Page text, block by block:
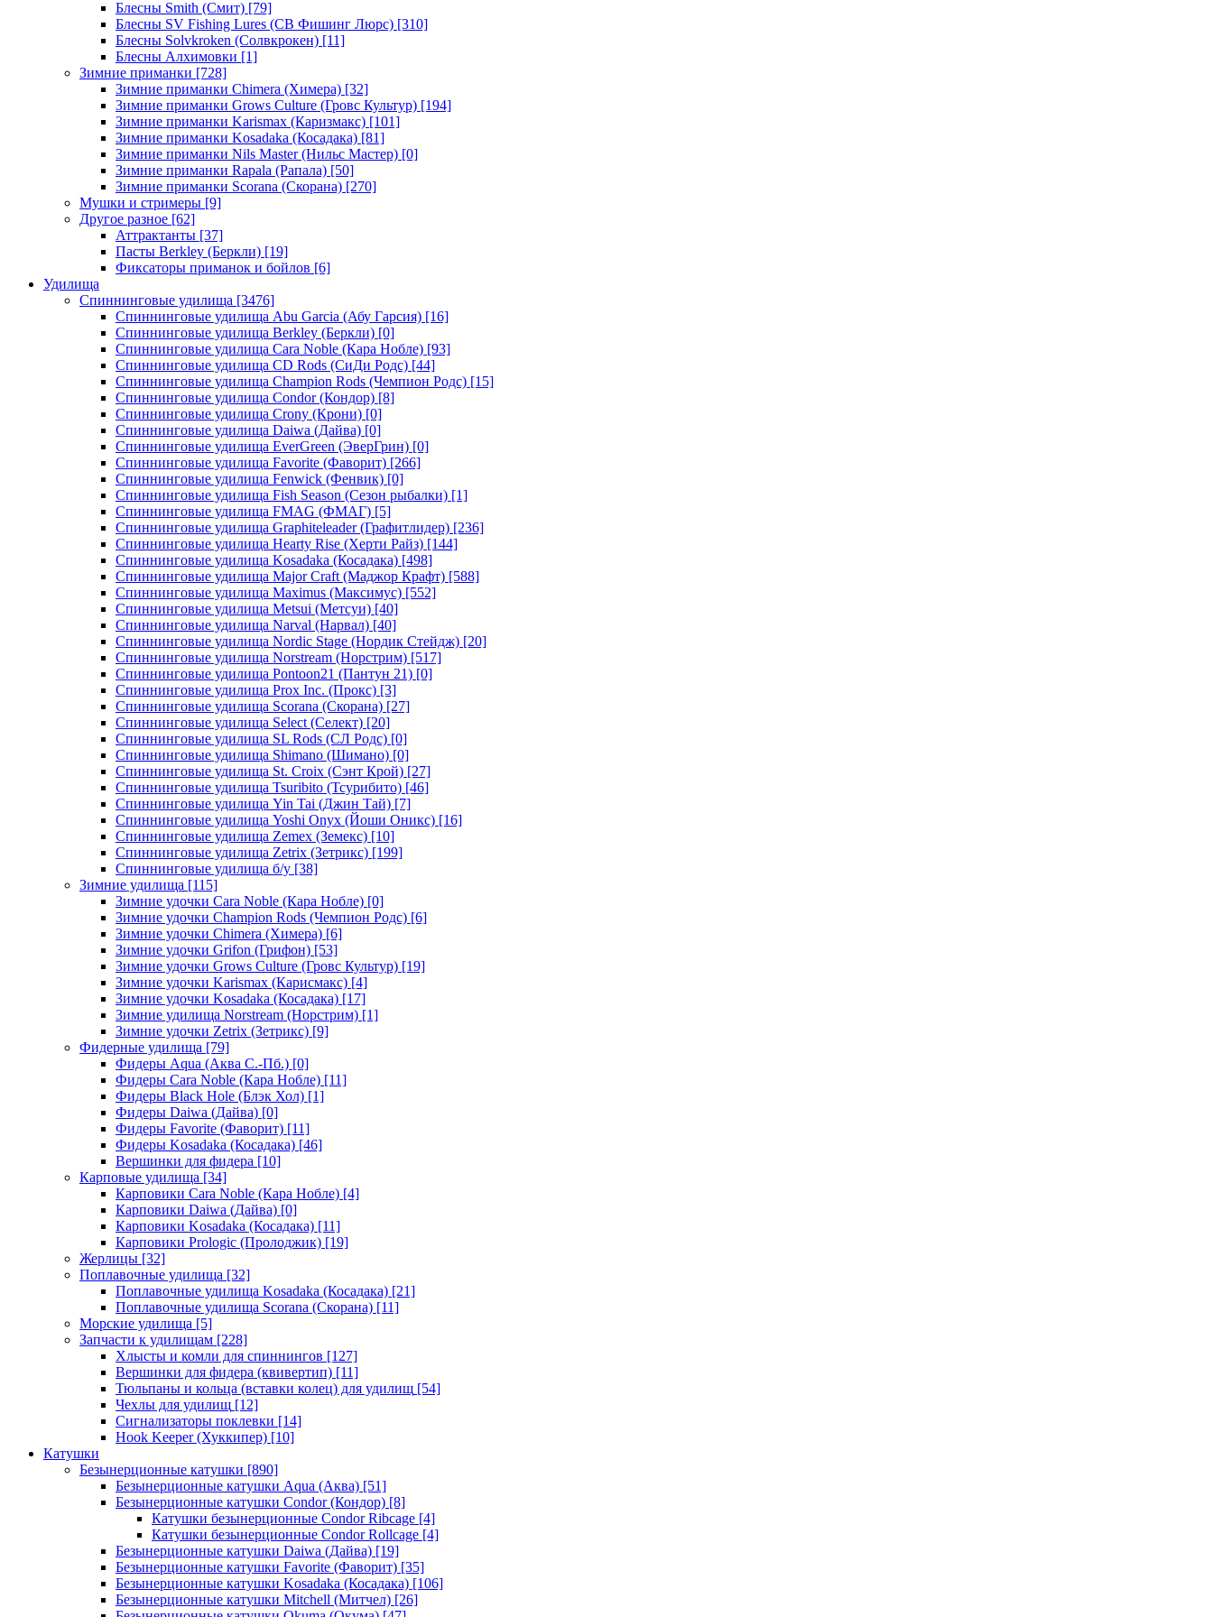
Блесны Smith (Смит) [79]
Блесны SV Fishing Lures (СВ Фишинг Люрс) [310]
Блесны Solvkroken (Солвкрокен) [11]
Блесны Алхимовки [1]
Зимние приманки [728]
Зимние приманки Chimera (Химера) [32]
Зимние приманки Grows Culture (Гровс Культур) [194]
Зимние приманки Karismax (Каризмакс) [101]
Зимние приманки Kosadaka (Косадака) [81]
Зимние приманки Nils Master (Нильс Мастер) [0]
Зимние приманки Rapala (Рапала) [50]
Зимние приманки Scorana (Скорана) [270]
Мушки и стримеры [9]
Другое разное [62]
Аттрактанты [37]
Пасты Berkley (Беркли) [19]
Фиксаторы приманок и бойлов [6]
Удилища
Спиннинговые удилища [3476]
Спиннинговые удилища Abu Garcia (Абу Гарсия) [16]
Спиннинговые удилища Berkley (Беркли) [0]
Спиннинговые удилища Cara Noble (Кара Нобле) [93]
Спиннинговые удилища CD Rods (СиДи Родс) [44]
Спиннинговые удилища Champion Rods (Чемпион Родс) [15]
Спиннинговые удилища Condor (Кондор) [8]
Спиннинговые удилища Crony (Крони) [0]
Спиннинговые удилища Daiwa (Дайва) [0]
Спиннинговые удилища EverGreen (ЭверГрин) [0]
Спиннинговые удилища Favorite (Фаворит) [266]
Спиннинговые удилища Fenwick (Фенвик) [0]
Спиннинговые удилища Fish Season (Сезон рыбалки) [1]
Спиннинговые удилища FMAG (ФМАГ) [5]
Спиннинговые удилища Graphiteleader (Графитлидер) [236]
Спиннинговые удилища Hearty Rise (Херти Райз) [144]
Спиннинговые удилища Kosadaka (Косадака) [498]
Спиннинговые удилища Major Craft (Маджор Крафт) [588]
Спиннинговые удилища Maximus (Максимус) [552]
Спиннинговые удилища Metsui (Метсуи) [40]
Спиннинговые удилища Narval (Нарвал) [40]
Спиннинговые удилища Nordic Stage (Нордик Стейдж) [20]
Спиннинговые удилища Norstream (Норстрим) [517]
Спиннинговые удилища Pontoon21 (Пантун 21) [0]
Спиннинговые удилища Prox Inc. (Прокс) [3]
Спиннинговые удилища Scorana (Скорана) [27]
Спиннинговые удилища Select (Селект) [20]
Спиннинговые удилища SL Rods (СЛ Родс) [0]
Спиннинговые удилища Shimano (Шимано) [0]
Спиннинговые удилища St. Croix (Сэнт Крой) [27]
Спиннинговые удилища Tsuribito (Тсурибито) [46]
Спиннинговые удилища Yin Tai (Джин Тай) [7]
Спиннинговые удилища Yoshi Onyx (Йоши Оникс) [16]
Спиннинговые удилища Zemex (Земекс) [10]
Спиннинговые удилища Zetrix (Зетрикс) [199]
Спиннинговые удилища б/у [38]
Зимние удилища [115]
Зимние удочки Cara Noble (Кара Нобле) [0]
Зимние удочки Champion Rods (Чемпион Родс) [6]
Зимние удочки Chimera (Химера) [6]
Зимние удочки Grifon (Грифон) [53]
Зимние удочки Grows Culture (Гровс Культур) [19]
Зимние удочки Karismax (Карисмакс) [4]
Зимние удочки Kosadaka (Косадака) [17]
Зимние удилища Norstream (Норстрим) [1]
Зимние удочки Zetrix (Зетрикс) [9]
Фидерные удилища [79]
Фидеры Aqua (Аква С.-Пб.) [0]
Фидеры Cara Noble (Кара Нобле) [11]
Фидеры Black Hole (Блэк Хол) [1]
Фидеры Daiwa (Дайва) [0]
Фидеры Favorite (Фаворит) [11]
Фидеры Kosadaka (Косадака) [46]
Вершинки для фидера [10]
Карповые удилища [34]
Карповики Cara Noble (Кара Нобле) [4]
Карповики Daiwa (Дайва) [0]
Карповики Kosadaka (Косадака) [11]
Карповики Prologic (Пролоджик) [19]
Жерлицы [32]
Поплавочные удилища [32]
Поплавочные удилища Kosadaka (Косадака) [21]
Поплавочные удилища Scorana (Скорана) [11]
Морские удилища [5]
Запчасти к удилищам [228]
Хлысты и комли для спиннингов [127]
Вершинки для фидера (квивертип) [11]
Тюльпаны и кольца (вставки колец) для удилищ [54]
Чехлы для удилищ [12]
Сигнализаторы поклевки [14]
Hook Keeper (Хуккипер) [10]
Катушки
Безынерционные катушки [890]
Безынерционные катушки Aqua (Аква) [51]
Безынерционные катушки Condor (Кондор) [8]
Катушки безынерционные Condor Ribcage [4]
Катушки безынерционные Condor Rollcage [4]
Безынерционные катушки Daiwa (Дайва) [19]
Безынерционные катушки Favorite (Фаворит) [35]
Безынерционные катушки Kosadaka (Косадака) [106]
Безынерционные катушки Mitchell (Митчел) [26]